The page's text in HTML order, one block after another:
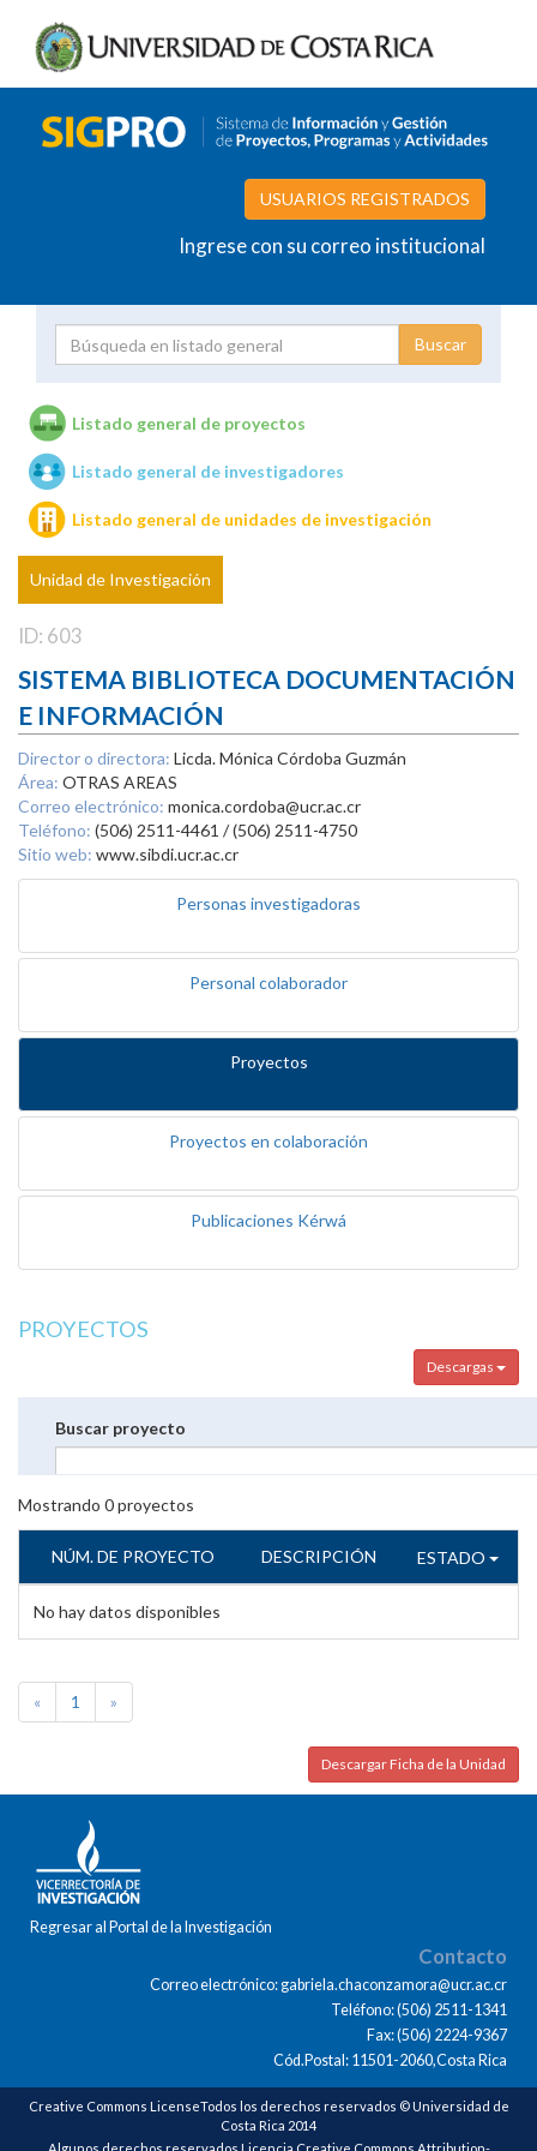
USUARIOS REGISTRADOS
Ingrese con su correo institucional
Unidades de investigación
Listado general de proyectos
Listado general de investigadores
Listado general de unidades de investigación
Unidad de Investigación
ID: 603
SISTEMA BIBLIOTECA DOCUMENTACIÓN
E INFORMACIÓN
Director o directora: Licda. Mónica Córdoba Guzmán
Área: OTRAS AREAS
Correo electrónico: monica.cordoba@ucr.ac.cr
Teléfono: (506) 2511-4461 / (506) 2511-4750
Sitio web: www.sibdi.ucr.ac.cr
Personas investigadoras
Personal colaborador
Proyectos
Proyectos en colaboración
Publicaciones Kérwá
PROYECTOS
Descargas
Buscar proyecto
Mostrando 0proyectos
NÚM. DE PROYECTO DESCRIPCIÓN ESTADO
No hay datos disponibles
« 1 »
Descargar Ficha de la Unidad
Regresar al Portal de la Investigación
Contacto
Correo electrónico: gabriela.chaconzamora@ucr.ac.cr
Teléfono: (506) 2511-1341
Fax: (506) 2224-9367
Cód.Postal: 11501-2060,Costa Rica
Creative Commons LicenseTodos los derechos reservados © Universidad de
Costa Rica 2014